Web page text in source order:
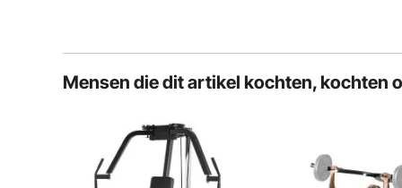
Mensen die dit artikel kochten, kochten